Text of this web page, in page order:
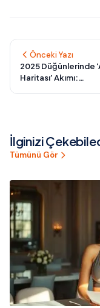
Önceki Yazı
2025 Düğünlerinde
Haritası’ Akımı:
İlginizi
Tümünü Gör